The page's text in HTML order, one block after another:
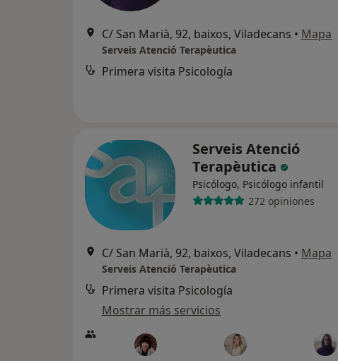
C/ San Marià, 92, baixos, Viladecans • Mapa
Serveis Atenció Terapèutica
Primera visita Psicología
Serveis Atenció
Terapèutica
Psicólogo, Psicólogo infantil
272 opiniones
C/ San Marià, 92, baixos, Viladecans • Mapa
Serveis Atenció Terapèutica
Primera visita Psicología
Mostrar más servicios